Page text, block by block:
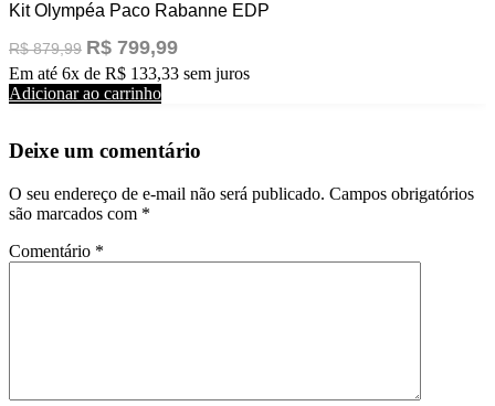
página
do
produto
Kit Olympéa Paco Rabanne EDP
R$879,99 O
preço
original
era:
R$ 799,99O
atual
Em até 6x de R$ 133,33 sem juros
Kit
Rabanne
quantidade
Adicionar ao carrinho
Deixe um comentário
O seu endereço de e-mail não será publicado. Campos obrigatórios
são marcados com *
Comentário *